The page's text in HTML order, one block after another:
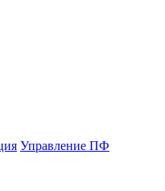
Управление ПФ